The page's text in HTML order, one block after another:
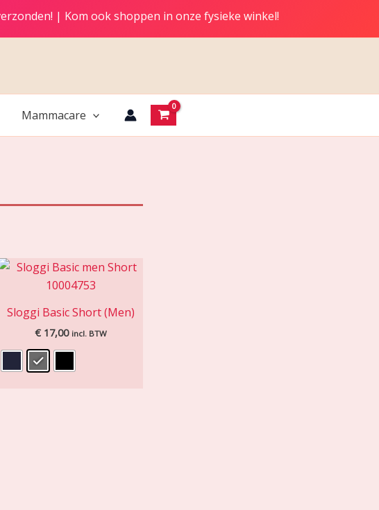
| Kom ook shoppen in onze fysieke winkel!
Mammacare
Sloggi Basic Short (Men)
€ 17,00 incl. BTW